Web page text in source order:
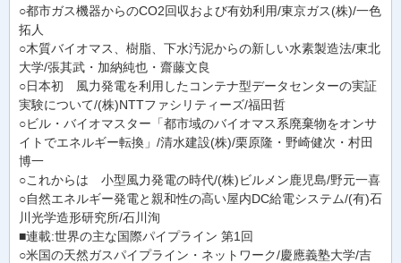
○都市ガス機器からのCO2回収および有効利用/東京ガス(株)/一色
拓人
○木質バイオマス、樹脂、下水汚泥からの新しい水素製造法/東北
大学/張其武・加納純也・齋藤文良
○日本初 風力発電を利用したコンテナ型データセンターの実証
実験について/(株)NTTファシリティーズ/福田哲
○ビル・バイオマスター「都市域のバイオマス系廃棄物をオンサ
イトでエネルギー転換」/清水建設(株)/栗原隆・野崎健次・村田
博一
○これからは 小型風力発電の時代/(株)ビルメン鹿児島/野元一喜
○自然エネルギー発電と親和性の高い屋内DC給電システム/(有)石
川光学造形研究所/石川洵
■連載:世界の主な国際パイプライン 第1回
○米国の天然ガスパイプライン・ネットワーク/慶應義塾大学/吉